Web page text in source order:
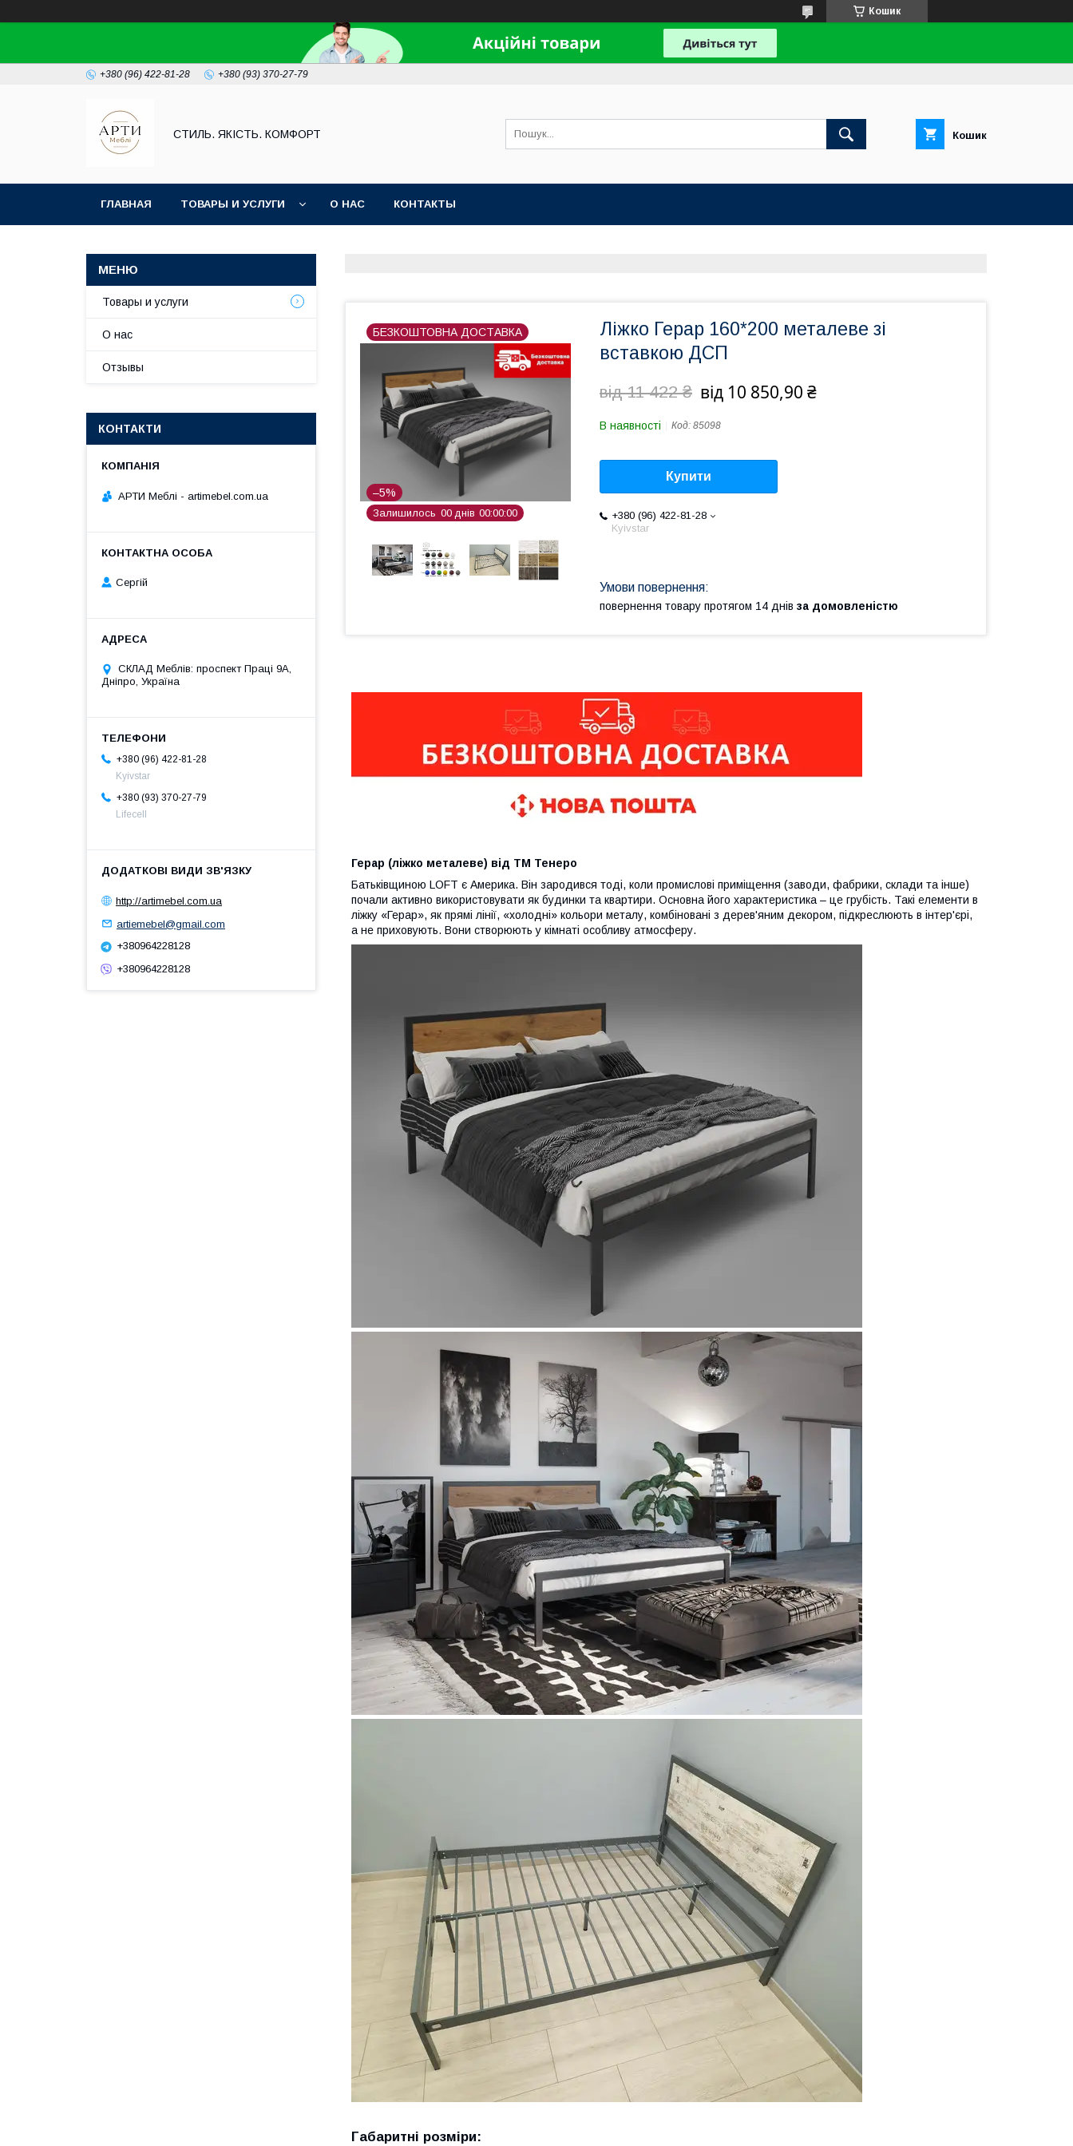
Кошик
+380 (96) 422-81-28 +380 (93) 370-27-79
СТИЛЬ. ЯКІСТЬ. КОМФОРТ Кошик
ГЛАВНАЯ ТОВАРЫ И УСЛУГИ О НАС КОНТАКТЫ
БЕЗКОШТОВНА ДОСТАВКА
–5%
Залишилось 00 днів 00 00 00
Ліжко Герар 160*200 металеве зі
вставкою ДСП
від 11 422 ₴ від 10 850,90 ₴
В наявності Код: 85098
Купити
+380 (96) 422-81-28
Kyivstar
повернення товару протягом 14 днів за домовленістю
Герар (ліжко металеве) від ТМ Тенеро
Батьківщиною LOFT є Америка. Він зародився тоді, коли промислові приміщення (заводи, фабрики, склади та інше)
почали активно використовувати як будинки та квартири. Основна його характеристика – це грубість. Такі елементи в
ліжку «Герар», як прямі лінії, «холодні» кольори металу, комбіновані з дерев'яним декором, підкреслюють в інтер'єрі,
а не приховують. Вони створюють у кімнаті особливу атмосферу.
Габаритні розміри:
Товары и услуги
О нас
Отзывы
КОНТАКТИ
АРТИ Меблі - artimebel.com.ua
Сергій
СКЛАД Меблів: проспект Праці 9А,
Дніпро, Україна
+380 (96) 422-81-28
Kyivstar
+380 (93) 370-27-79
Lifecell
http://artimebel.com.ua
artiemebel@gmail.com
+380964228128
+380964228128